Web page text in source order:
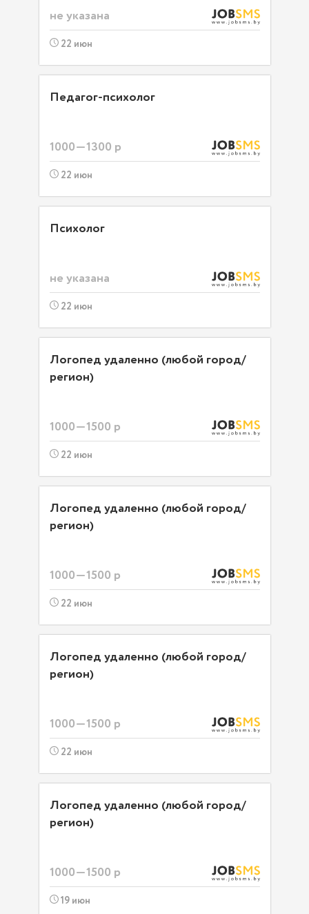
не указана
22 июн
Педагог-психолог
1000—1300 р
22 июн
Психолог
не указана
22 июн
Логопед удаленно (любой город/
регион)
1000—1500 р
22 июн
Логопед удаленно (любой город/
регион)
1000—1500 р
22 июн
Логопед удаленно (любой город/
регион)
1000—1500 р
22 июн
Логопед удаленно (любой город/
регион)
1000—1500 р
19 июн